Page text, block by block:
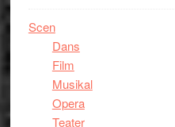
Scen
Dans
Film
Musikal
Opera
Teater